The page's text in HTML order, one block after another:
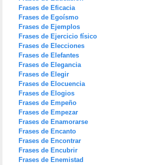
Frases de Eficacia
Frases de Egoísmo
Frases de Ejemplos
Frases de Ejercicio físico
Frases de Elecciones
Frases de Elefantes
Frases de Elegancia
Frases de Elegir
Frases de Elocuencia
Frases de Elogios
Frases de Empeño
Frases de Empezar
Frases de Enamorarse
Frases de Encanto
Frases de Encontrar
Frases de Encubrir
Frases de Enemistad